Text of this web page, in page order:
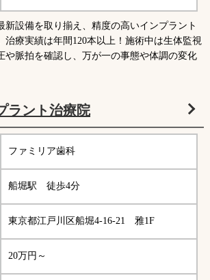
新設備を取り揃え、精度の高いインプラント
治療実績は年間120本以上！施術中は生体監視
や脈拍を確認し、万が一の事態や体調の変化
ラント治療院
ファミリア歯科
船堀駅 徒歩4分
東京都江戸川区船堀4-16-21 雅1F
20万円～